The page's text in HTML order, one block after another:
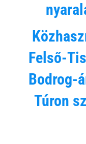
Felső-
Bodrog-
Túron